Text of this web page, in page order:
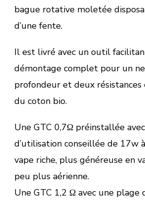
bague rotative moletée
d’une fente.
Il est livré avec un outil
démontage complet pour un
profondeur et deux résistances
du coton bio.
Une GTC 0,7Ω préinstallée
d’utilisation conseillée de 17w
vape riche, plus généreuse en
peu plus aérienne.
Une GTC 1,2 Ω avec une plage